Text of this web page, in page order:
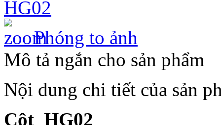
độ bền cao hơn nhiều
so với những vật liệu
trì. Bên cạnh đó,
những vật liệu như
nhôm, inox có bề mặt
sáng bóng mang tính
dương, giúp khí di
chuyển nhanh hơn.
Phóng to ảnh
Mô tả ngắn cho sản phẩm
Nội dung chi tiết của sản
Cột HG02